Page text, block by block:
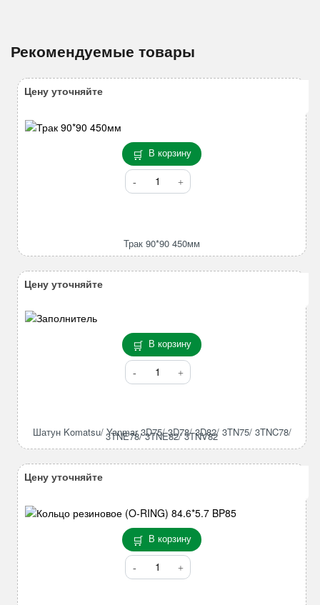
Рекомендуемые товары
В корзину
Количество
товара
Трак 90*90 450мм
Цену уточняйте
В корзину
Количество
товара
Yanmar
3D75/
3TNE78/
3TNE82/
3TNV82
Шатун Komatsu/ Yanmar 3D75/ 3D78/ 3D82/ 3TN75/ 3TNC78/
3TNE78/ 3TNE82/ 3TNV82
Цену уточняйте
В корзину
Количество
товара
Цену уточняйте